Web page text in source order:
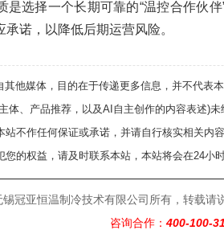
是选择一个长期可靠的“温控合作伙
诺，以降低后期运营风险。
他媒体，目的在于传递更多信息，并不代表
体、产品推荐，以及AI自主创作的内容表述)
站不作任何保证或承诺，并请自行核实相关内
的权益，请及时联系本站，本站将会在24小时
冠亚恒温制冷技术有限公司所有，转载请
咨询合作： 400-100-